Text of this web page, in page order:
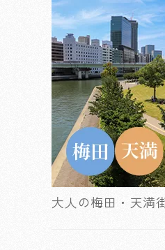
大人の梅田・天満